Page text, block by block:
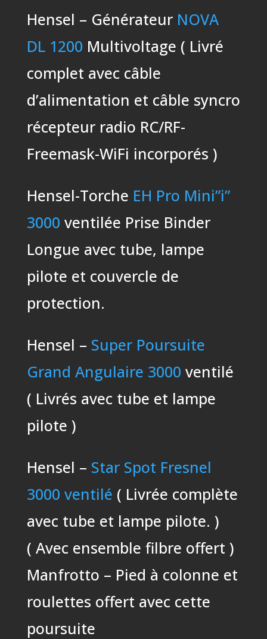
Hensel – Générateur NOVA
DL 1200 Multivoltage ( Livré
complet avec câble
d’alimentation et câble syncro
récepteur radio RC/RF-
Freemask-WiFi incorporés )
Hensel-Torche EH Pro Mini”i”
3000 ventilée Prise Binder
Longue avec tube, lampe
pilote et couvercle de
protection.
Hensel – Super Poursuite
Grand Angulaire 3000 ventilé
( Livrés avec tube et lampe
pilote )
Hensel – Star Spot Fresnel
3000 ventilé ( Livrée complète
avec tube et lampe pilote. )
( Avec ensemble filbre offert )
Manfrotto – Pied à colonne et
roulettes offert avec cette
poursuite